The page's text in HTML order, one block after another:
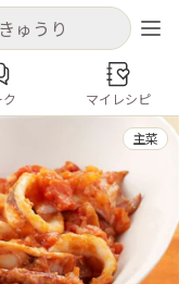
キャンセル
ます
キャンセル
コンテンツ
うもろこし
ク マイレシピ
主菜